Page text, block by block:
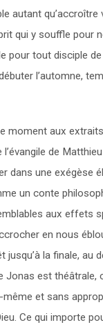
autant qu’accroître
qui y souffle pour
pour tout disciple
l’automne,
moment aux
de
dans une exégèse
un conte
aux effets
en nous
jusqu’à la finale, au
Jonas est théâtrale,
et sans
Ce qui importe